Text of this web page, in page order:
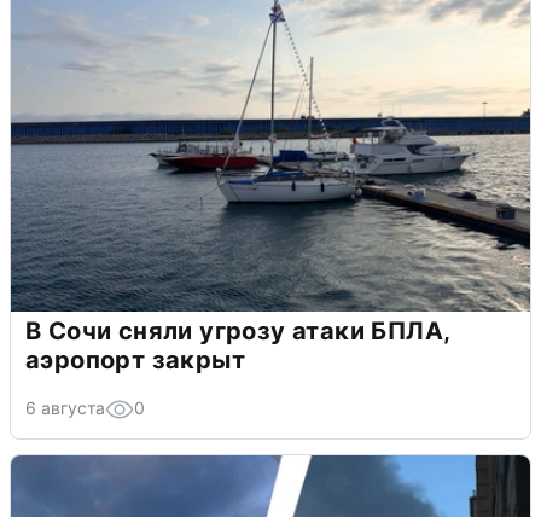
В Сочи сняли угрозу атаки БПЛА,
аэропорт закрыт
6 августа 0